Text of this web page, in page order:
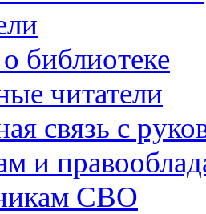
библиотеке
читатели
связь с
и
СВО